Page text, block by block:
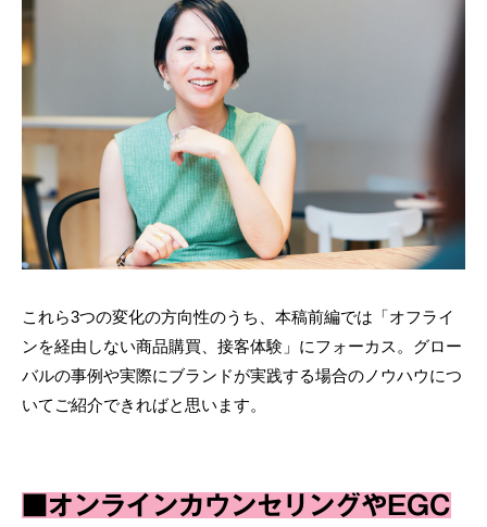
これら3つの変化の方向性のうち、本稿前編では「オフライ
ンを経由しない商品購買、接客体験」にフォーカス。グロー
バルの事例や実際にブランドが実践する場合のノウハウにつ
いてご紹介できればと思います。
■オンラインカウンセリングやEGC